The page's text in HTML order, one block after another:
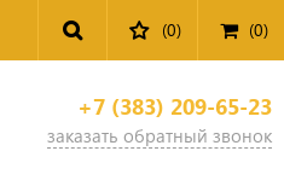
(0) (0)
+7 (383) 209-65-23
заказать обратный звонок